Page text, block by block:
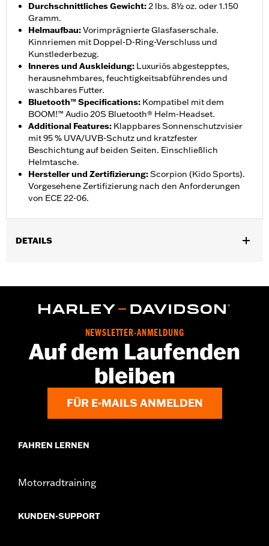
Durchschnittliches Gewicht:2 lbs. 8½ oz. oder 1.150
Gramm.
Helmaufbau:Vorimprägnierte Glasfaserschale.
Kinnriemen mit Doppel-D-Ring-Verschluss und
Kunstlederbezug.
Inneres und Auskleidung: Luxuriös abgestepptes,
herausnehmbares, feuchtigkeitsabführendes und
waschbares Futter.
Bluetooth™ Specifications: Kompatibel mit dem
BOOM!™ Audio 20S Bluetooth® Helm-Headset.
Additional Features: Klappbares Sonnenschutzvisier
mit 95 % UVA/UVB-Schutz und kratzfester
Beschichtung auf beiden Seiten. Einschließlich
Helmtasche.
Hersteller und Zertifizierung:Scorpion (Kido Sports).
Vorgesehene Zertifizierung nach den Anforderungen
von ECE 22-06.
DETAILS
Funktionsmerkmale:Herausnehmbares Futter,
GARANTIE:2 Jahre beschränkte Garantie – Alle Details dazu auf
www.h-d.com/warranty
Herkunft:
Importiert
NEWSLETTER-ANMELDUNG
Auf dem Laufenden
bleiben
FÜR E-MAILS ANMELDEN
FAHREN LERNEN
Motorradtraining
KUNDEN-SUPPORT